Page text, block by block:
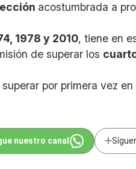
acostumbrada a
1978 y 2010, tiene en
de superar los
por primera vez en
nuestro canal